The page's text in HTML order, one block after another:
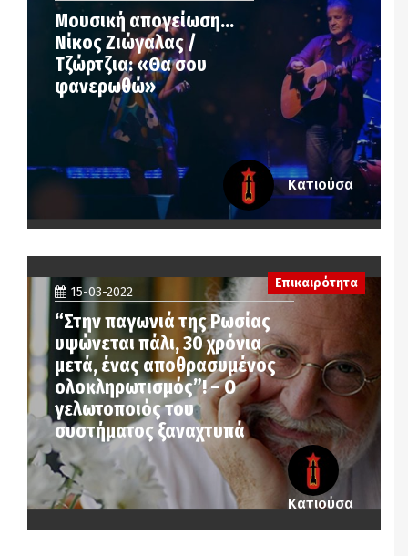
Μουσική απογείωση…
Νίκος Ζιώγαλας /
Τζώρτζια: «Θα σου
φανερωθώ»
Κατιούσα
Επικαιρότητα
15-03-2022
“Στην παγωνιά της Ρωσίας
υψώνεται πάλι, 30 χρόνια
μετά, ένας αποθρασυμένος
ολοκληρωτισμός”! – Ο
γελωτοποιός του
συστήματος ξαναχτυπά
Κατιούσα